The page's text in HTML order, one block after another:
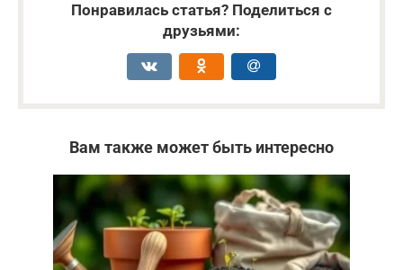
Понравилась статья? Поделиться с
друзьями:
Вам также может быть интересно